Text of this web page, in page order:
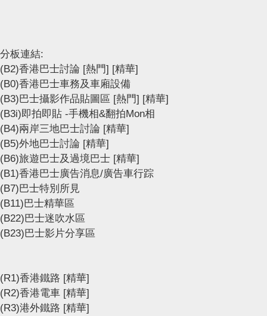
分板連結:
(B2)香港巴士討論 [熱門] [精華]
(B0)香港巴士車務及車廂設備
(B3)巴士攝影作品貼圖區 [熱門] [精華]
(B3i)即拍即貼 -手機相&翻拍Mon相
(B4)兩岸三地巴士討論 [精華]
(B5)外地巴士討論 [精華]
(B6)旅遊巴士及過境巴士 [精華]
(B1)香港巴士廣告消息/廣告車行踪
(B7)巴士特別所見
(B11)巴士精華區
(B22)巴士迷吹水區
(B23)巴士影片分享區
(R1)香港鐵路 [精華]
(R2)香港電車 [精華]
(R3)港外鐵路 [精華]